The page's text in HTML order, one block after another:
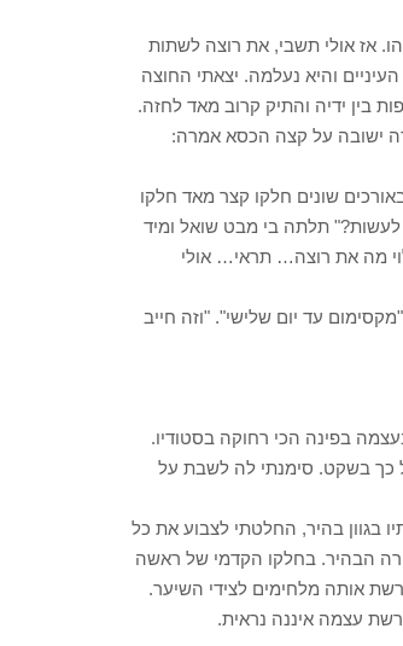
אז אולי תשבי, את רוצה לשתות
והיא נעלמה. יצאתי החוצה
בין ידיה והתיק קרוב מאד לחזה.
ישובה על קצה הכסא אמרה:
שונים חלקו קצר מאד חלקו
תלתה בי מבט שואל ומיד
מה את רוצה… תראי… אולי
עד יום שלישי". "וזה חייב
בפינה הכי רחוקה בסטודיו.
כך בשקט. סימנתי לה לשבת על
בגוון בהיר, החלטתי לצבוע את כל
גוון עורה הבהיר. בחלקו הקדמי של ראשה
אותה מלחימים לצידי השיער.
עצמה איננה נראית.